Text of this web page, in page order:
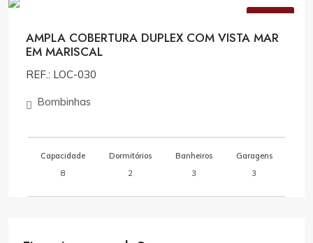
VENDA
AMPLA COBERTURA DUPLEX COM VISTA MAR
EM MARISCAL
REF.: LOC-030
Bombinhas
Capacidade
8
Dormitórios
2
Banheiros
3
Garagens
3